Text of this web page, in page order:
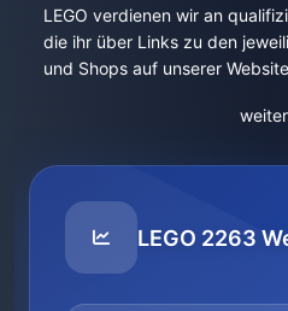
LEGO verdienen wir an
die ihr über Links zu den
und Shops auf unserer
LEGO 2263